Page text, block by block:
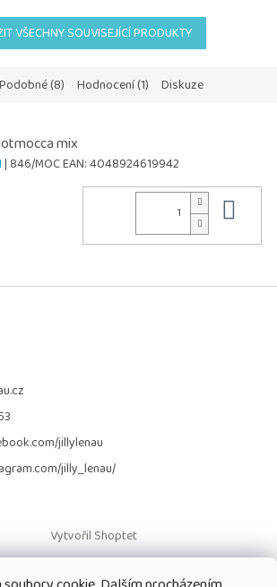
VŠECHNY SOUVISEJÍCÍ PRODUKTY
Podobné (8) Hodnocení (1) Diskuze
mix
| 846/MOCEAN:4048924619942
jillylenau
jilly_lenau/
Vytvořil Shoptet